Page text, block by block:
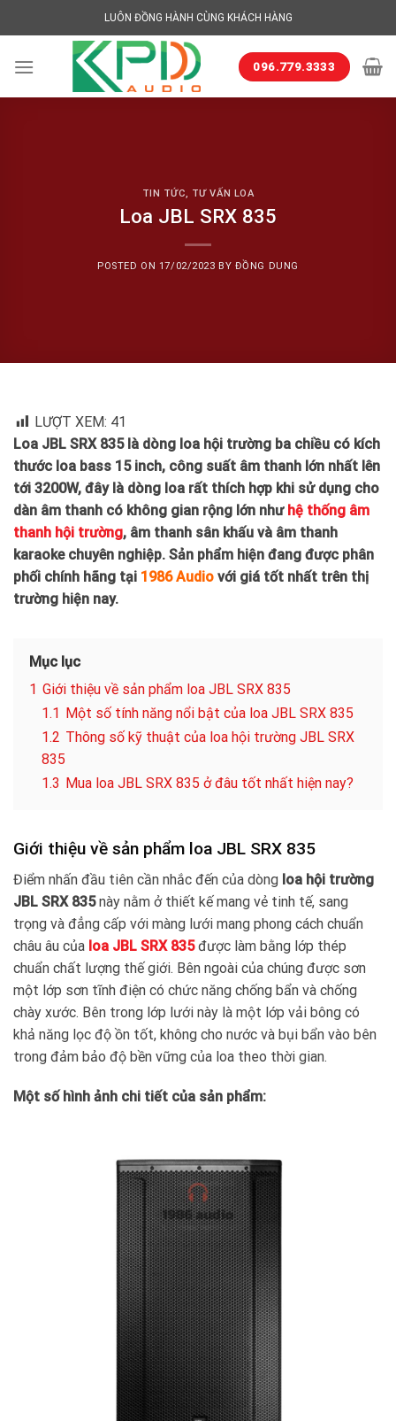
to
LUÔN ĐỒNG HÀNH CÙNG KHÁCH HÀNG
096.779.3333
TIN TỨC, TƯ VẤN LOA
Loa JBL SRX 835
POSTED ON 17/02/2023 BY ĐỒNG DUNG
LƯỢT XEM: 41
Loa JBL SRX 835 là dòng loa hội trường ba chiều có kích
thước loa bass 15 inch, công suất âm thanh lớn nhất lên
tới 3200W, đây là dòng loa rất thích hợp khi sử dụng cho
dàn âm thanh có không gian rộng lớn như hệ thống âm
thanh hội trường, âm thanh sân khấu và âm thanh
karaoke chuyên nghiệp. Sản phẩm hiện đang được phân
phối chính hãng tại 1986 Audio với giá tốt nhất trên thị
trường hiện nay.
Mục lục
1 Giới thiệu về sản phẩm loa JBL SRX 835
1.1 Một số tính năng nổi bật của loa JBL SRX 835
1.2 Thông số kỹ thuật của loa hội trường JBL SRX
835
1.3 Mua loa JBL SRX 835 ở đâu tốt nhất hiện nay?
Giới thiệu về sản phẩm loa JBL SRX 835
Điểm nhấn đầu tiên cần nhắc đến của dòng loa hội trường
JBL SRX 835này nằm ở thiết kế mang vẻ tinh tế, sang
trọng và đẳng cấp với màng lưới mang phong cách chuẩn
châu âu của loa JBL SRX 835được làm bằng lớp thép
chuẩn chất lượng thế giới. Bên ngoài của chúng được sơn
một lớp sơn tĩnh điện có chức năng chống bẩn và chống
chày xước. Bên trong lớp lưới này là một lớp vải bông có
khả năng lọc độ ồn tốt, không cho nước và bụi bẩn vào bên
trong đảm bảo độ bền vững của loa theo thời gian.
Một số hình ảnh chi tiết của sản phẩm: